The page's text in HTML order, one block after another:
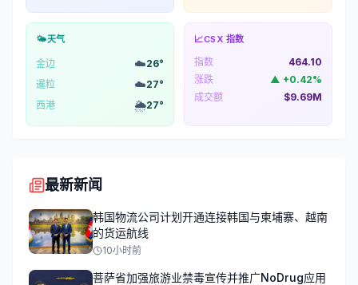
🌤️天气
金边 ☁️26°
暹粒
☁️27°
西港
🌦️27°
📈CSX 指数
指数
464.10
涨跌
▲ +0.42%
成交额
$9.69M
最新新闻
韩国物流公司计划开通连接韩国与柬埔寨、越南
的货运航线
10小时前
菩萨省加强旅游业禁毒宣传并推广NoDrug应用